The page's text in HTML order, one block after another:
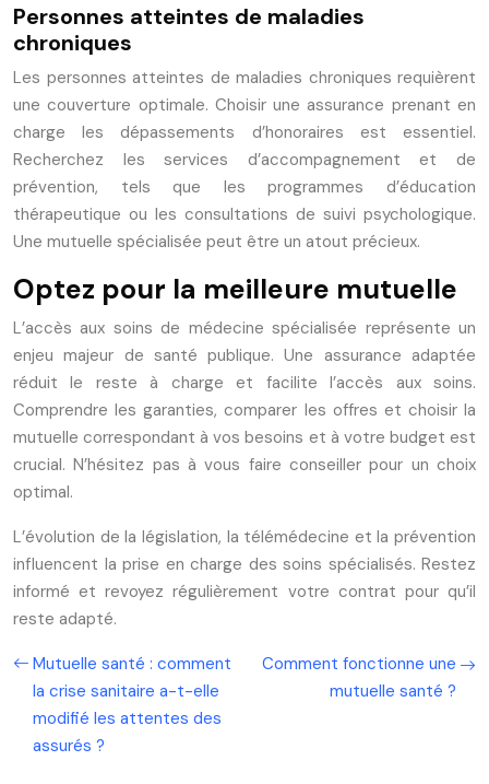
Personnes atteintes de maladies
chroniques
Les personnes atteintes de maladies chroniques requièrent
une couverture optimale. Choisir une assurance prenant en
charge les dépassements d’honoraires est essentiel.
Recherchez les services d’accompagnement et de
prévention, tels que les programmes d’éducation
thérapeutique ou les consultations de suivi psychologique.
Une mutuelle spécialisée peut être un atout précieux.
Optez pour la meilleure mutuelle
L’accès aux soins de médecine spécialisée représente un
enjeu majeur de santé publique. Une assurance adaptée
réduit le reste à charge et facilite l’accès aux soins.
Comprendre les garanties, comparer les offres et choisir la
mutuelle correspondant à vos besoins et à votre budget est
crucial. N’hésitez pas à vous faire conseiller pour un choix
optimal.
L’évolution de la législation, la télémédecine et la prévention
influencent la prise en charge des soins spécialisés. Restez
informé et revoyez régulièrement votre contrat pour qu’il
reste adapté.
Mutuelle santé : comment
la crise sanitaire a-t-elle
modifié les attentes des
assurés ?
Comment fonctionne une
mutuelle santé ?